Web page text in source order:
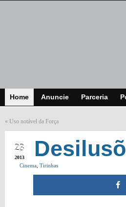
Home Anuncie Parceria
« Uso notável da Força
23
2013
Cinema Tirinhas